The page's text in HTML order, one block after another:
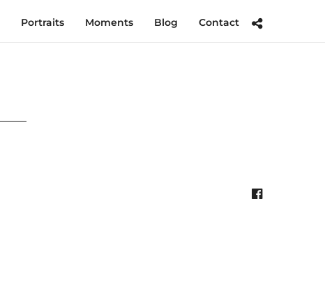
Portraits Moments Blog Contact